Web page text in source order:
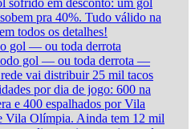
gol — ou toda derrota